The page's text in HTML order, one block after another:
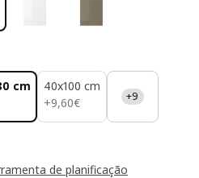
cm
40x100 cm
+9,60€
9,60€ +9
de planificação